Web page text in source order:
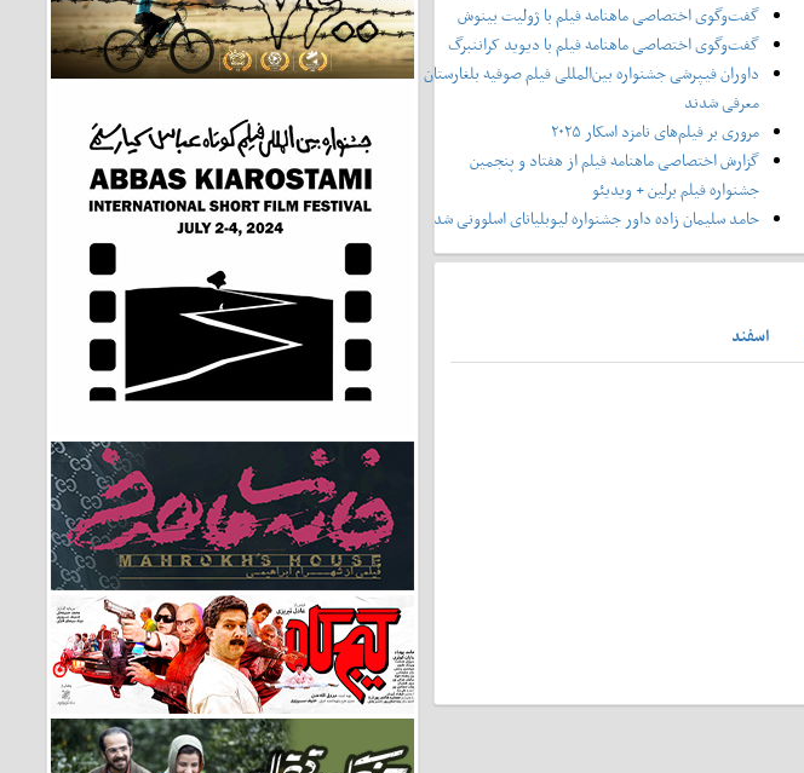
گفت‌وگوی اختصاصی ماهنامه فیلم با ژولیت بینوش
گفت‌وگوی اختصاصی ماهنامه فیلم با دیوید کراننبرگ
داوران فیپرشی جشنواره بین‌المللی فیلم صوفیه بلغارستان
معرفی شدند
مروری بر فیلم‌های نامزد اسکار ۲۰۲۵
گزارش اختصاصی ماهنامه فیلم از هفتاد و پنجمین
جشنواره فیلم برلین + ویدیئو
حامد سلیمان زاده داور جشنواره لیوبلیانای اسلوونی شد
اسفند